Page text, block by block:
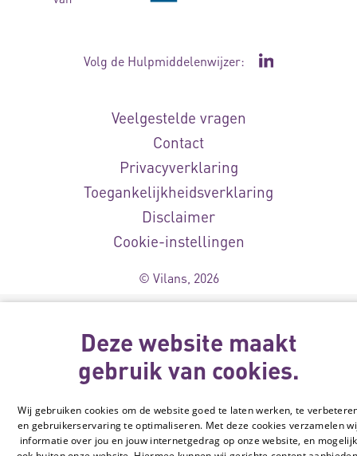
Volg de Hulpmiddelenwijzer: Ga naar de
Veelgestelde vragen
Contact
Privacyverklaring
Toegankelijkheidsverklaring
Disclaimer
Cookie-instellingen
© Vilans, 2026
Deze website maakt
gebruik van cookies.
Wij gebruiken cookies om de website goed te laten werken, te
en gebruikerservaring te optimaliseren. Met deze cookies verzamelen
informatie over jou en jouw internetgedrag op onze website, en mogelijk